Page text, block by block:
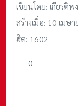
เขียนโดย: เกียรติ
สร้างเมื่อ: 10 เมษ
ฮิต: 1602
0